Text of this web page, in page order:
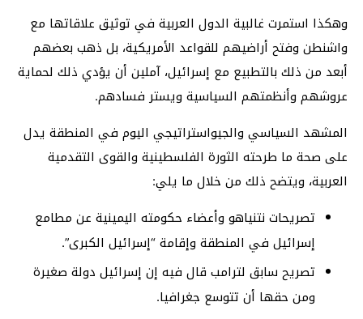
وهكذا استمرت غالبية الدول العربية في توثيق علاقاتها مع
واشنطن وفتح أراضيهم للقواعد الأمريكية، بل ذهب بعضهم
أبعد من ذلك بالتطبيع مع إسرائيل، آملين أن يؤدي ذلك لحماية
عروشهم وأنظمتهم السياسية ويستر فسادهم.
المشهد السياسي والجيواستراتيجي اليوم في المنطقة يدل
على صحة ما طرحته الثورة الفلسطينية والقوى التقدمية
العربية، ويتضح ذلك من خلال ما يلي:
تصريحات نتنياهو وأعضاء حكومته اليمينية عن مطامع
إسرائيل في المنطقة وإقامة “إسرائيل الكبرى”.
تصريح سابق لترامب قال فيه إن إسرائيل دولة صغيرة
ومن حقها أن تتوسع جغرافيا.